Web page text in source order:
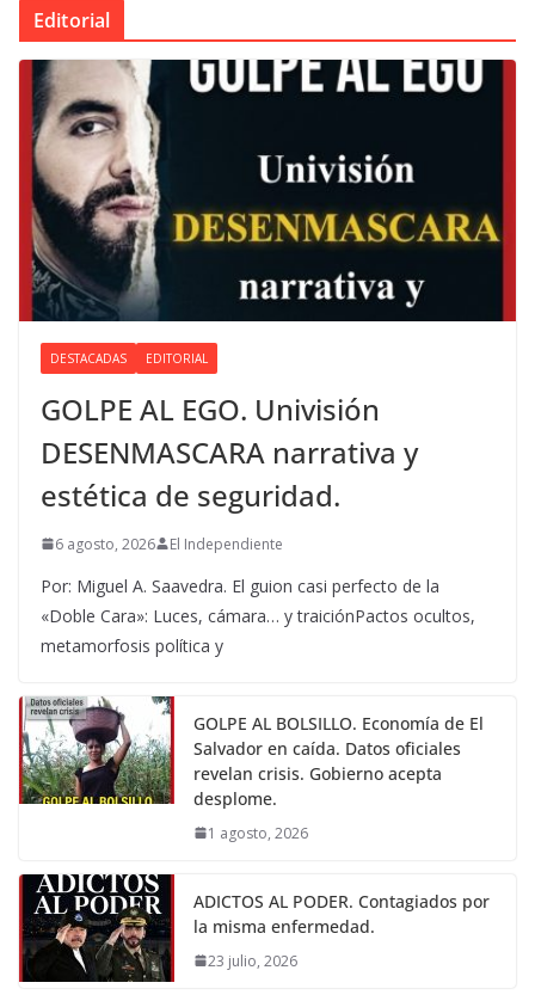
Editorial
DESTACADAS EDITORIAL
GOLPE AL EGO. Univisión
DESENMASCARA narrativa y
estética de seguridad.
6 agosto, 2026 El Independiente
Por: Miguel A. Saavedra. El guion casi perfecto de la
«Doble Cara»: Luces, cámara… y traiciónPactos ocultos,
metamorfosis política y
GOLPE AL BOLSILLO. Economía de El
Salvador en caída. Datos oficiales
revelan crisis. Gobierno acepta
desplome.
1 agosto, 2026
ADICTOS AL PODER. Contagiados por
la misma enfermedad.
23 julio, 2026